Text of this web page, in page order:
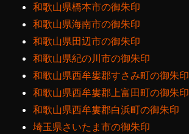
和歌山県橋本市の御朱印
和歌山県海南市の御朱印
和歌山県田辺市の御朱印
和歌山県紀の川市の御朱印
和歌山県西牟婁郡すさみ町の御朱印
和歌山県西牟婁郡上富田町の御朱印
和歌山県西牟婁郡白浜町の御朱印
埼玉県さいたま市の御朱印